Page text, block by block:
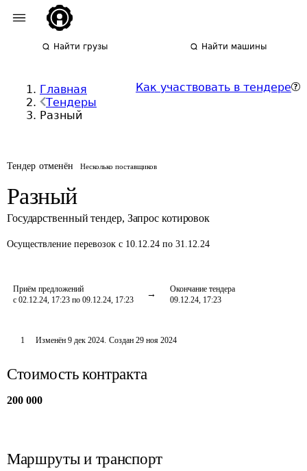
Найти грузы Найти машины
Главная
Тендеры
Разный
Как участвовать в тендере
Тендер отменён Несколько поставщиков
Разный
Государственный тендер, Запрос котировок
Осуществление перевозок с 10.12.24 по 31.12.24
Приём предложений
с 02.12.24, 17:23 по 09.12.24, 17:23
Окончание тендера
09.12.24, 17:23
1 Изменён 9 дек 2024. Создан 29 ноя 2024
Стоимость контракта
200 000
Маршруты и транспорт